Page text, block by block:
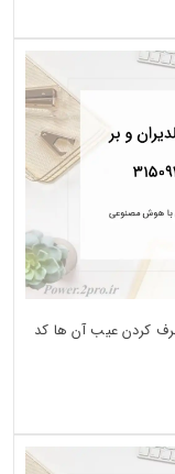
کردن عیب آن ها کد